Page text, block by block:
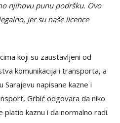
njihovu punu podršku. Ovo
jer su naše licence
koji su zaustavljeni od
komunikacija i transporta, a
Sarajevu napisane kazne i
Grbić odgovara da niko
platio kaznu i da normalno radi.